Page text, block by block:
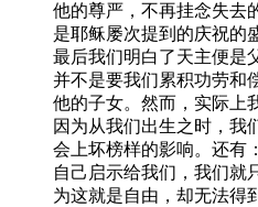
他的尊严，不再挂念失去
是耶稣屡次提到的庆祝的
最后我们明白了天主便是
并不是要我们累积功劳和
他的子女。然而，实际上
因为从我们出生之时，我
会上坏榜样的影响。还有
自己启示给我们，我们就
为这就是自由，却无法得